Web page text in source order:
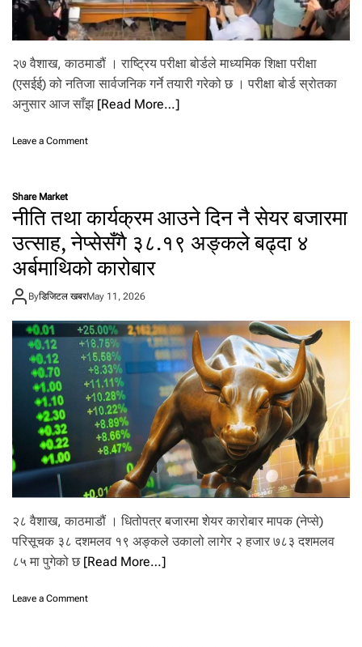
पू
र्ण
पा
)
२७ वैशाख, काठमाडौं । राष्ट्रिय परीक्षा बोर्डले माध्यमिक शिक्षा परीक्षा
(एसईई) को नतिजा सार्वजनिक गर्ने तयारी गरेको छ । परीक्षा बोर्ड स्रोतका
अनुसार आज साँझ [Read More…]
Leave a Commento
ई
को
न
ति
जा
आ
सा
र्व
ज
नि
क
हु
ने
ला
यो
र्ड
बै
ठ
Share Market
नीति तथा कार्यक्रम आउने दिन नै सेयर बजारमा
उत्साह, नेप्सेसँगै ३८.१९ अङ्कले बढ्दा ४
अर्बमाथिको कारोबार
Byडिजिटल खबरMay 11, 2026
२८ वैशाख, काठमाडौं । धितोपत्र बजारमा शेयर कारोबार मापक (नेप्से)
परिसूचक ३८ दशमलव १९ अङ्कले उकालो लागेर २ हजार ७८३ दशमलव
८५ मा पुगेको छ [Read More…]
Leave a Commento